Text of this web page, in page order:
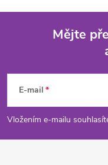
p
Mějte
E-mail
Vložením e-mailu